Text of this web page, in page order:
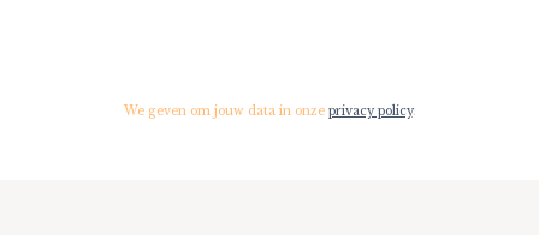
We geven om jouw data in onze privacy policy.